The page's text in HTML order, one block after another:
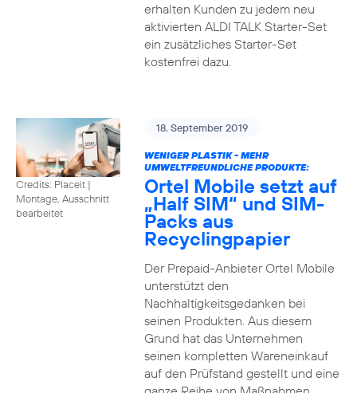
erhalten Kunden zu jedem neu
aktivierten ALDI TALK Starter-Set
ein zusätzliches Starter-Set
kostenfrei dazu.
Credits: Placeit |
Montage, Ausschnitt
bearbeitet
18. September 2019
WENIGER PLASTIK - MEHR
UMWELTFREUNDLICHE PRODUKTE:
Ortel Mobile setzt auf
„Half SIM“ und SIM-
Packs aus
Recyclingpapier
Der Prepaid-Anbieter Ortel Mobile
unterstützt den
Nachhaltigkeitsgedanken bei
seinen Produkten. Aus diesem
Grund hat das Unternehmen
seinen kompletten Wareneinkauf
auf den Prüfstand gestellt und eine